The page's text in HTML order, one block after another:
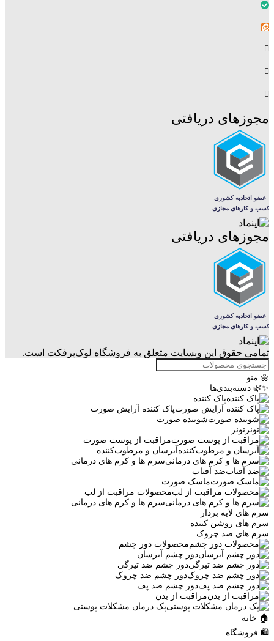
مجوزهای دریافتی
مجوزهای دریافتی
تمامی حقوق این وبسایت متعلق به فروشگاه لوک‌پرفکت است.
🌼 منو
✨🌿 دسته‌بندی‌ها
پاک کننده
پاک کننده آرایش صورت
شوینده صورت
تونر
مراقبت از پوست صورت
آبرسان و مرطوب‌کننده
سرم ها و کرم های درمانی
ضد آفتاب
ماسک صورت
محصولات مراقبت از لب
سرم ها و کرم های درمانی
سرم های لایه بردار
سرم های روشن کننده
سرم های ضد چروک
محصولات دور چشم
دور چشم آبرسان
دور چشم ضد تیرگی
دور چشم ضد چروک
دور چشم ضد پف
مراقبت از بدن
پک درمان مشکلات پوستی
🏠 خانه
🛍️ فروشگاه